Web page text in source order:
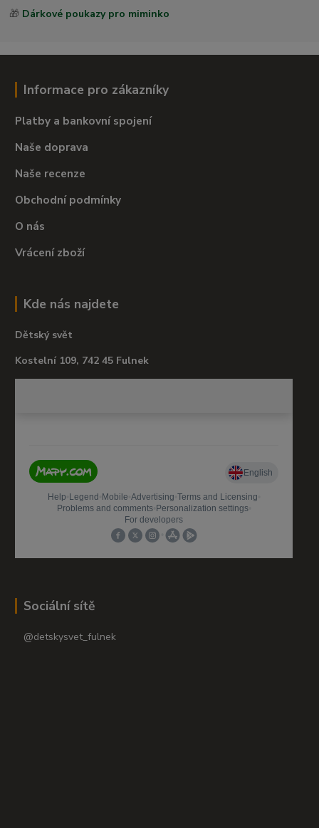
🎁 Dárkové poukazy pro miminko
Informace pro zákazníky
Platby a bankovní spojení
Naše doprava
Naše recenze
Obchodní podmínky
O nás
Vrácení zboží
Kde nás najdete
Dětský svět
Kostelní 109, 742 45 Fulnek
Sociální sítě
@detskysvet_fulnek